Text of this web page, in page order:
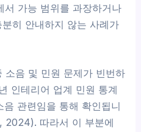
서 가능 범위를 과장하거나
히 안내하지 않는 사례가
소음 및 민원 문제가 빈번하
인테리어 업계 민원 통계
관련임을 통해 확인됩니
2024). 따라서 이 부분에